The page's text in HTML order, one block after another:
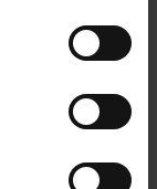
zu
Website an
Anzeigen zu
findest Du